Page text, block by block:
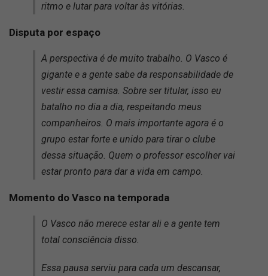
ritmo e lutar para voltar às vitórias.
Disputa por espaço
A perspectiva é de muito trabalho. O Vasco é
gigante e a gente sabe da responsabilidade de
vestir essa camisa. Sobre ser titular, isso eu
batalho no dia a dia, respeitando meus
companheiros. O mais importante agora é o
grupo estar forte e unido para tirar o clube
dessa situação. Quem o professor escolher vai
estar pronto para dar a vida em campo.
Momento do Vasco na temporada
O Vasco não merece estar ali e a gente tem
total consciência disso.
Essa pausa serviu para cada um descansar,